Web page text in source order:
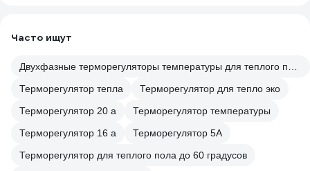
Часто ищут
Терморегулятор тепла
Терморегулятор для тепло эко
Терморегулятор 20 а
Терморегулятор температуры
Терморегулятор 16 а
Терморегулятор 5А
Терморегулятор для теплого пола до 60 градусов